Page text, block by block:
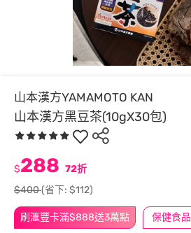
山本漢方YAMAMOTO KAN
山本漢方黑豆茶(10gX30包)
刷滙豐卡滿$888送3萬點
$288 72折
$400(省下: $112)